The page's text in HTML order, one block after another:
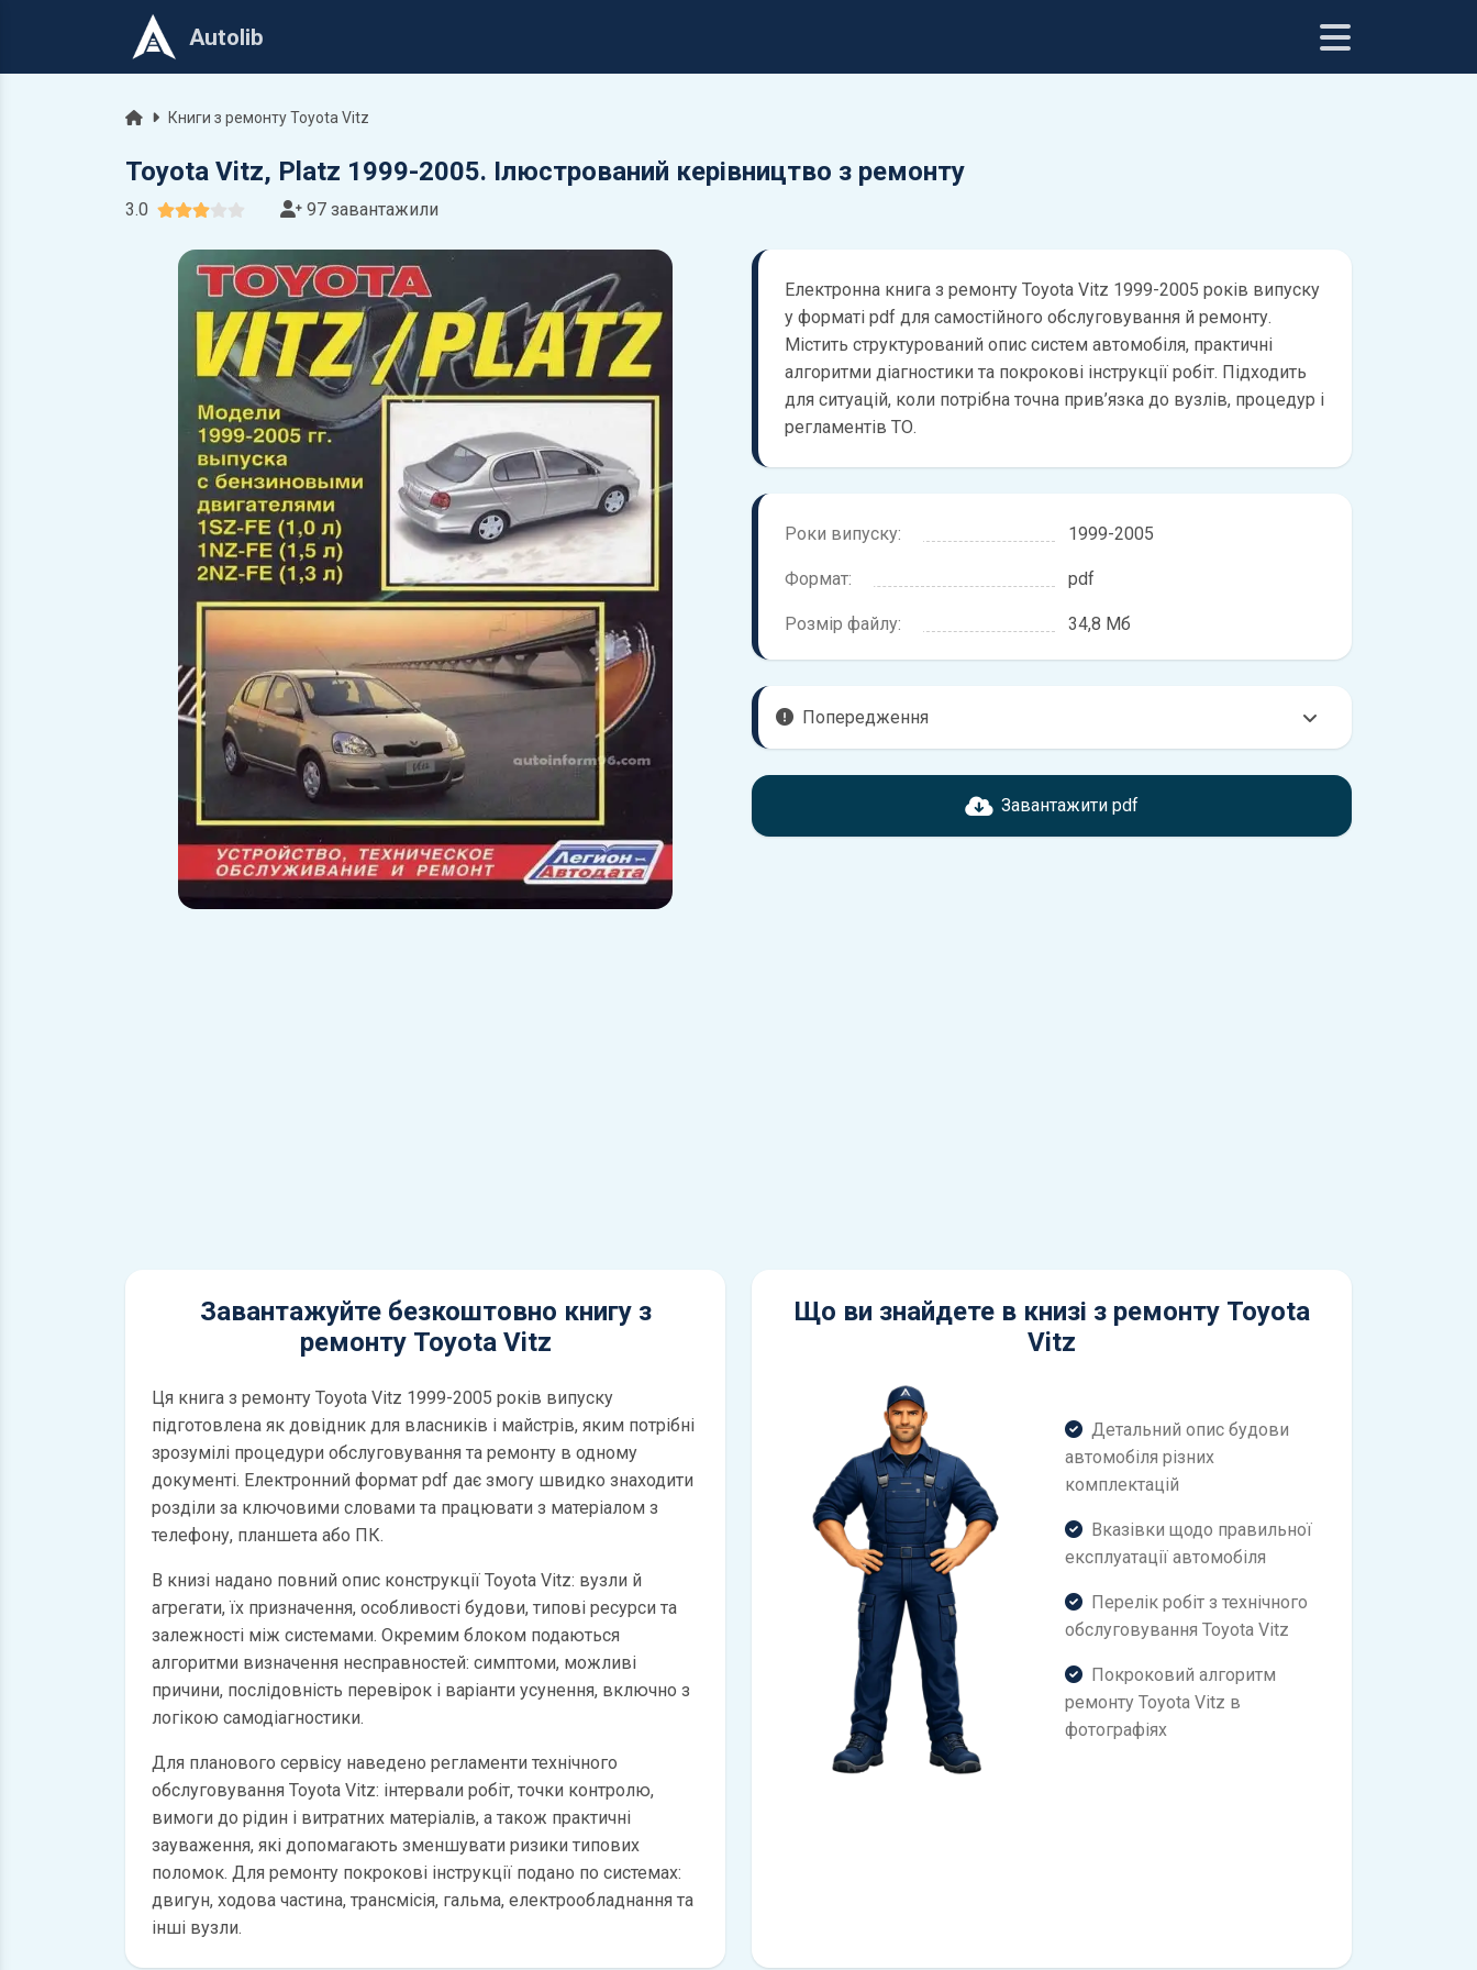
Autolib
ГоловнаКниги з ремонту Toyota Vitz
Toyota Vitz, Platz 1999-2005. Ілюстрований керівництво з ремонту
3.0 97 завантажили
Електронна книга з ремонту Toyota Vitz 1999-2005 років випуску
у форматі pdf для самостійного обслуговування й ремонту.
Містить структурований опис систем автомобіля, практичні
алгоритми діагностики та покрокові інструкції робіт. Підходить
для ситуацій, коли потрібна точна прив’язка до вузлів, процедур і
регламентів ТО.
Роки випуску: 1999-2005
Формат: pdf
Розмір файлу: 34,8 Мб
Попередження
Перед завантаженням ознайомтесь з характеристиками Toyota Vitz, що
надані в книзі. Можливі розбіжності, якщо рік випуску або комплектація
Завантажити pdf
Завантажуйте безкоштовно книгу з
ремонту Toyota Vitz
Ця книга з ремонту Toyota Vitz 1999-2005 років випуску
підготовлена як довідник для власників і майстрів, яким потрібні
зрозумілі процедури обслуговування та ремонту в одному
документі. Електронний формат pdf дає змогу швидко знаходити
розділи за ключовими словами та працювати з матеріалом з
телефону, планшета або ПК.
В книзі надано повний опис конструкції Toyota Vitz: вузли й
агрегати, їх призначення, особливості будови, типові ресурси та
залежності між системами. Окремим блоком подаються
алгоритми визначення несправностей: симптоми, можливі
причини, послідовність перевірок і варіанти усунення, включно з
логікою самодіагностики.
Для планового сервісу наведено регламенти технічного
обслуговування Toyota Vitz: інтервали робіт, точки контролю,
вимоги до рідин і витратних матеріалів, а також практичні
зауваження, які допомагають зменшувати ризики типових
поломок. Для ремонту покрокові інструкції подано по системах:
двигун, ходова частина, трансмісія, гальма, електрообладнання та
інші вузли.
Що ви знайдете в книзі з ремонту Toyota
Vitz
Детальний опис будови
автомобіля різних
комплектацій
Вказівки щодо правильної
експлуатації автомобіля
Перелік робіт з технічного
обслуговування Toyota Vitz
Покроковий алгоритм
ремонту Toyota Vitz в
фотографіях